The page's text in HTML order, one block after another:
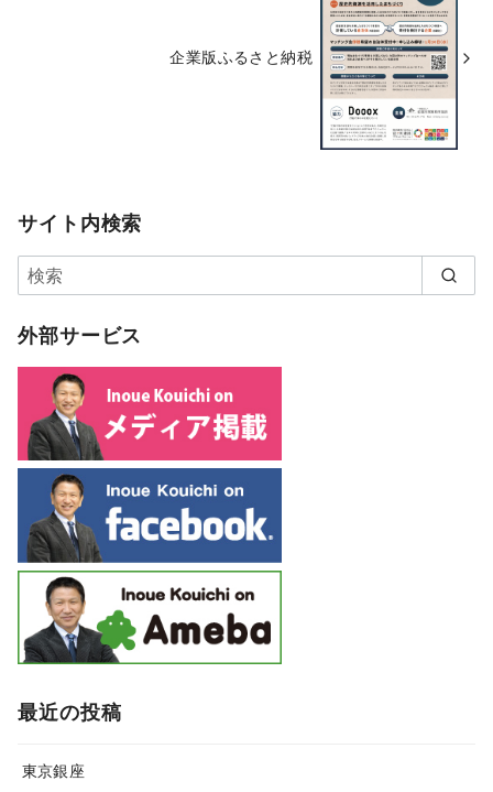
企業版ふるさと納税
サイト内検索
外部サービス
最近の投稿
東京銀座